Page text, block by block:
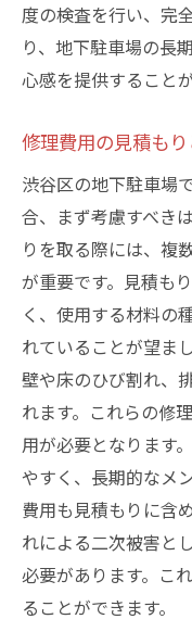
度の検査を行い、完
り、地下駐車場の長
心感を提供すること
修理費用の見積も
渋谷区の地下駐車場
合、まず考慮すべき
りを取る際には、複
が重要です。見積も
く、使用する材料の
れていることが望ま
壁や床のひび割れ、
れます。これらの修
用が必要となります
やすく、長期的なメ
費用も見積もりに含
れによる二次被害と
必要があります。こ
ることができます。